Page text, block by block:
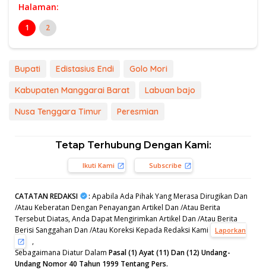
Halaman:
1 2
Bupati Edistasius Endi
Golo Mori
Kabupaten Manggarai Barat
Labuan bajo
Nusa Tenggara Timur
Peresmian
Tetap Terhubung Dengan Kami:
Ikuti Kami Subscribe
CATATAN REDAKSI : Apabila Ada Pihak Yang Merasa Dirugikan Dan
/Atau Keberatan Dengan Penayangan Artikel Dan /Atau Berita
Tersebut Diatas, Anda Dapat Mengirimkan Artikel Dan /Atau Berita
Berisi Sanggahan Dan /Atau Koreksi Kepada Redaksi Kami
Laporkan
,
Sebagaimana Diatur Dalam Pasal (1) Ayat (11) Dan (12) Undang-
Undang Nomor 40 Tahun 1999 Tentang Pers.